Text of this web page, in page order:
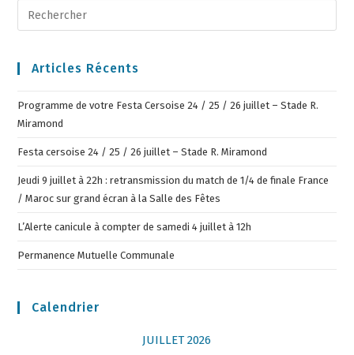
Articles Récents
Programme de votre Festa Cersoise 24 / 25 / 26 juillet – Stade R.
Miramond
Festa cersoise 24 / 25 / 26 juillet – Stade R. Miramond
Jeudi 9 juillet à 22h : retransmission du match de 1/4 de finale France
/ Maroc sur grand écran à la Salle des Fêtes
L’Alerte canicule à compter de samedi 4 juillet à 12h
Permanence Mutuelle Communale
Calendrier
JUILLET 2026